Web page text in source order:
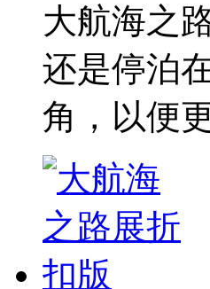
大航海之
还是停泊
角，以便